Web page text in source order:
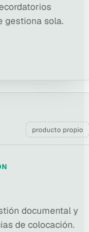
gestiona sola.
producto propio
documental y
de colocación.